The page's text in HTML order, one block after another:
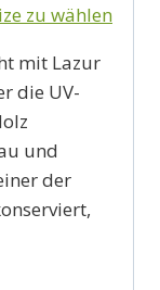
zu wählen
mit Lazur
die UV-
und
der